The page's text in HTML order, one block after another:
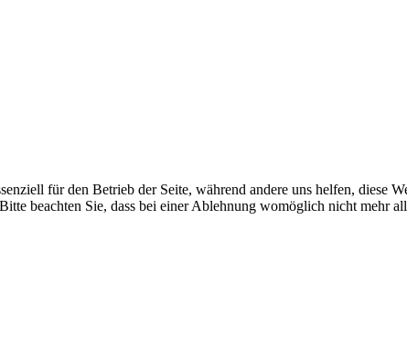
für den Betrieb der Seite, während andere uns helfen, diese
beachten Sie, dass bei einer Ablehnung womöglich nicht mehr